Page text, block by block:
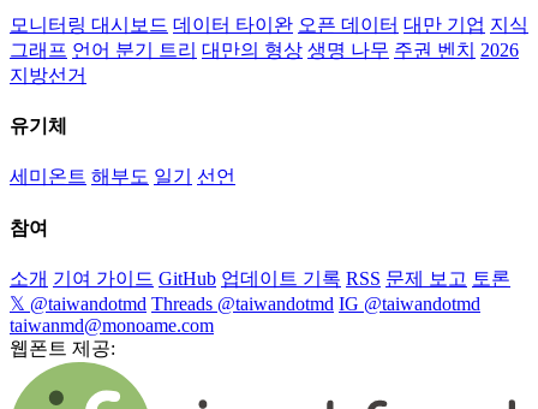
모니터링 대시보드 데이터 타이완 오픈 데이터 대만 기업 지식
그래프 언어 분기 트리 대만의 형상 생명 나무 주권 벤치
2026
지방선거
유기체
세미온트 해부도 일기 선언
참여
소개 기여 가이드 GitHub 업데이트 기록 RSS 문제 보고 토론
𝕏 @taiwandotmd Threads @taiwandotmd IG @taiwandotmd
taiwanmd@monoame.com
웹폰트 제공: